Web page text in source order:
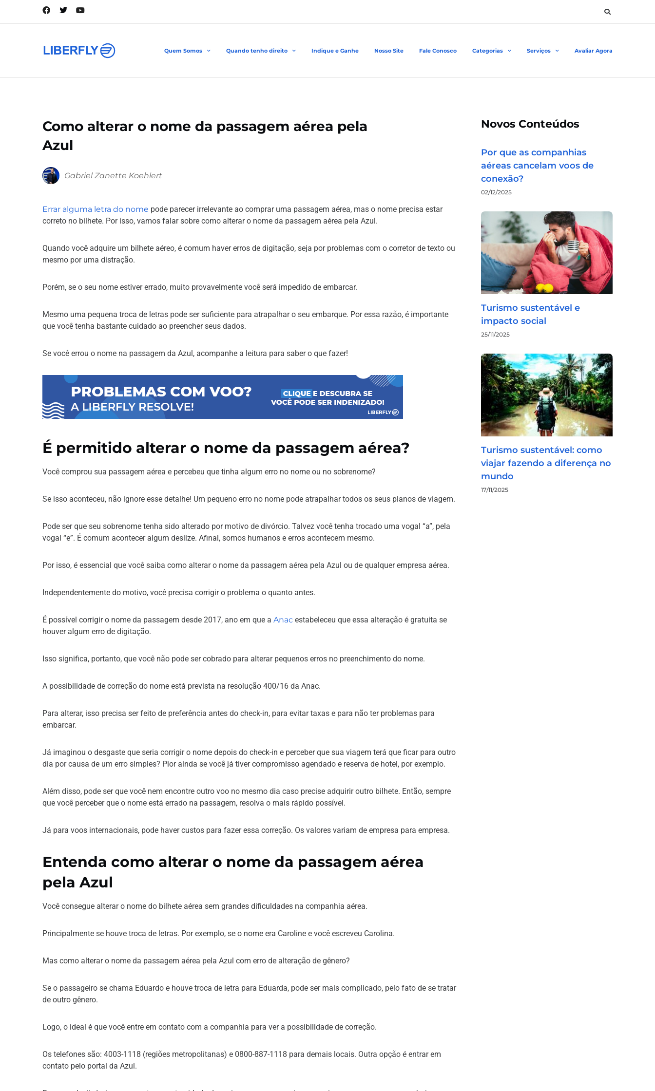
Quem Somos Quando tenho direito Indique e Ganhe Nosso Site Fale Conosco Categorias Serviços Avaliar Agora
Como alterar o nome da passagem aérea pela
Azul
Gabriel Zanette Koehlert
Errar alguma letra do nome pode parecer irrelevante ao comprar uma passagem aérea, mas o nome precisa estar
correto no bilhete. Por isso, vamos falar sobre como alterar o nome da passagem aérea pela Azul.
Quando você adquire um bilhete aéreo, é comum haver erros de digitação, seja por problemas com o corretor de texto ou
mesmo por uma distração.
Porém, se o seu nome estiver errado, muito provavelmente você será impedido de embarcar.
Mesmo uma pequena troca de letras pode ser suficiente para atrapalhar o seu embarque. Por essa razão, é importante
que você tenha bastante cuidado ao preencher seus dados.
Se você errou o nome na passagem da Azul, acompanhe a leitura para saber o que fazer!
É permitido alterar o nome da passagem aérea?
Você comprou sua passagem aérea e percebeu que tinha algum erro no nome ou no sobrenome?
Se isso aconteceu, não ignore esse detalhe! Um pequeno erro no nome pode atrapalhar todos os seus planos de viagem.
Pode ser que seu sobrenome tenha sido alterado por motivo de divórcio. Talvez você tenha trocado uma vogal “a”, pela
vogal “e”. É comum acontecer algum deslize. Afinal, somos humanos e erros acontecem mesmo.
Por isso, é essencial que você saiba como alterar o nome da passagem aérea pela Azul ou de qualquer empresa aérea.
Independentemente do motivo, você precisa corrigir o problema o quanto antes.
É possível corrigir o nome da passagem desde 2017, ano em que a Anac estabeleceu que essa alteração é gratuita se
houver algum erro de digitação.
Isso significa, portanto, que você não pode ser cobrado para alterar pequenos erros no preenchimento do nome.
A possibilidade de correção do nome está prevista na resolução 400/16 da Anac.
Para alterar, isso precisa ser feito de preferência antes do check-in, para evitar taxas e para não ter problemas para
embarcar.
Já imaginou o desgaste que seria corrigir o nome depois do check-in e perceber que sua viagem terá que ficar para outro
dia por causa de um erro simples? Pior ainda se você já tiver compromisso agendado e reserva de hotel, por exemplo.
Além disso, pode ser que você nem encontre outro voo no mesmo dia caso precise adquirir outro bilhete. Então, sempre
que você perceber que o nome está errado na passagem, resolva o mais rápido possível.
Já para voos internacionais, pode haver custos para fazer essa correção. Os valores variam de empresa para empresa.
Entenda como alterar o nome da passagem aérea
pela Azul
Você consegue alterar o nome do bilhete aérea sem grandes dificuldades na companhia aérea.
Principalmente se houve troca de letras. Por exemplo, se o nome era Caroline e você escreveu Carolina.
Mas como alterar o nome da passagem aérea pela Azul com erro de alteração de gênero?
Se o passageiro se chama Eduardo e houve troca de letra para Eduarda, pode ser mais complicado, pelo fato de se tratar
de outro gênero.
Logo, o ideal é que você entre em contato com a companhia para ver a possibilidade de correção.
Os telefones são: 4003-1118 (regiões metropolitanas) e 0800-887-1118 para demais locais. Outra opção é entrar em
contato pelo portal da Azul.
Novos Conteúdos
Por que as companhias
aéreas cancelam voos de
conexão?
02/12/2025
Turismo sustentável e
impacto social
25/11/2025
Turismo sustentável: como
viajar fazendo a diferença no
mundo
17/11/2025